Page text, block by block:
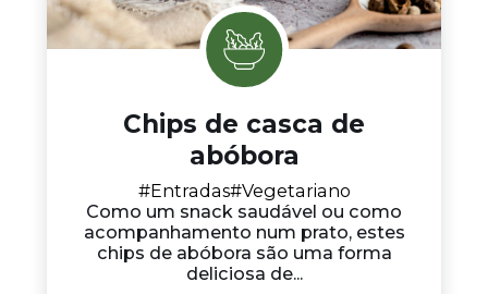
Chips de casca de
abóbora
#Entradas#Vegetariano
Como um snack saudável ou como
acompanhamento num prato, estes
chips de abóbora são uma forma
deliciosa de...